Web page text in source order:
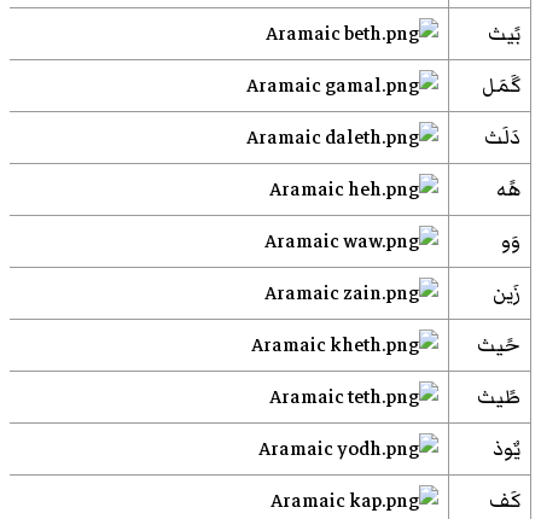
بًيث
گَمَل
دَلَث
هًه
وَو
زَين
حًيث
طًيث
يٌوذ
كَف